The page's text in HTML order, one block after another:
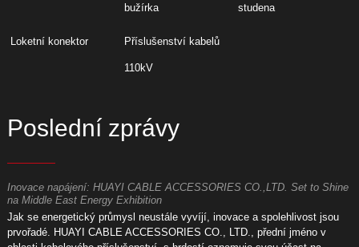
bužírka studena
Loketní konektor Příslušenství kabelů
110kV
Poslední zprávy
Inovace napájení: HUAYI CABLE ACCESSORIES CO.,LTD. Set to Shine
na Middle East Energy Exhibition
Jak se energetický průmysl neustále vyvíjí, inovace a spolehlivost jsou
prvořadé. HUAYI CABLE ACCESSORIES CO., LTD., přední jméno v